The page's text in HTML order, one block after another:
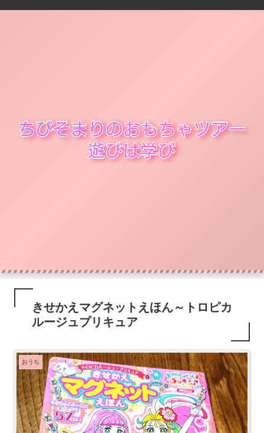
きせかえマグネットえほん～トロピカ
ルージュプリキュア
おうち